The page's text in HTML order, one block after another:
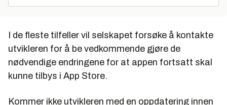
I de fleste tilfeller vil selskapet forsøke å kontakte
utvikleren for å be vedkommende gjøre de
nødvendige endringene for at appen fortsatt skal
kunne tilbys i App Store.
Kommer ikke utvikleren med en oppdatering innen